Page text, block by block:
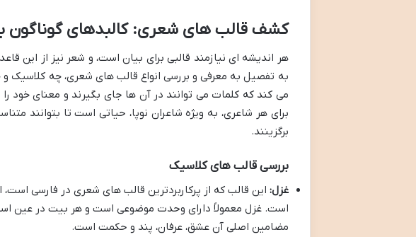
کشف قالب های شعری: کالبدهای گوناگون
هر اندیشه ای نیازمند قالبی برای بیان است، و شعر نیز از
به تفصیل به معرفی و بررسی انواع قالب های شعری، چه کلاسیک و
می کند که کلمات می توانند در آن ها جای بگیرند و معنای خود
برای هر شاعری، به ویژه شاعران نوپا، حیاتی است تا بتوانند
برگزینند.
بررسی قالب های کلاسیک
غزل:
است. غزل معمولاً دارای وحدت موضوعی است و هر بیت در عین
مضامین اصلی آن عشق، عرفان، پند و حکمت است.